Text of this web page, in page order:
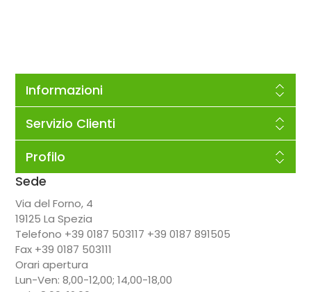
Informazioni
Servizio Clienti
Profilo
Sede
Via del Forno, 4
19125 La Spezia
Telefono +39 0187 503117 +39 0187 891505
Fax +39 0187 503111
Orari apertura
Lun-Ven: 8,00-12,00; 14,00-18,00